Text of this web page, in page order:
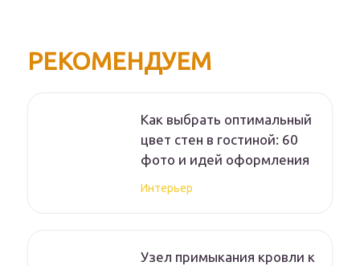
РЕКОМЕНДУЕМ
Как выбрать оптимальный
цвет стен в гостиной: 60
фото и идей оформления
Интерьер
Узел примыкания кровли к